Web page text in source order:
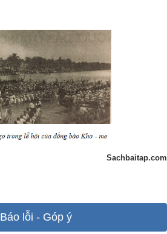
Sachbaitap.com
Báo lỗi - Góp ý